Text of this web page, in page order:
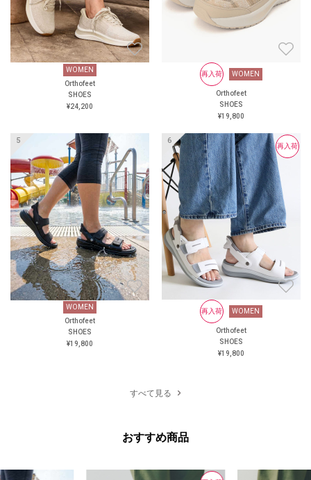
WOMEN
Orthofeet
SHOES
¥24,200
再入荷 WOMEN
Orthofeet
SHOES
¥19,800
WOMEN
Orthofeet
SHOES
¥19,800
再入荷
再入荷 WOMEN
Orthofeet
SHOES
¥19,800
すべて見る
再入荷 WOMEN
Orthofeet
SHOES
WOMEN
Orthofeet
SHOES
¥19,800
WOMEN
Orthofeet
SHOES
¥19,800
再入荷
再入荷 WOMEN
Orthofeet
SHOES
¥19,800
おすすめ商品